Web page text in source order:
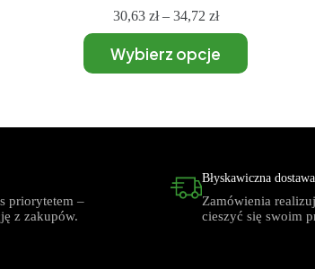
30,63 zł– 34,72 zł
Wybierz opcje
priorytetem –
z zakupów.
Błyskawiczna dostawa
Zamówienia
cieszyć się swoim